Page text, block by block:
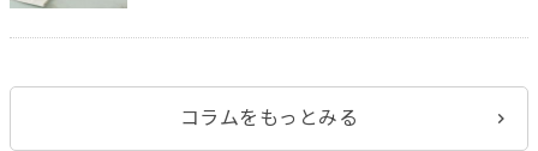
コラムをもっとみる